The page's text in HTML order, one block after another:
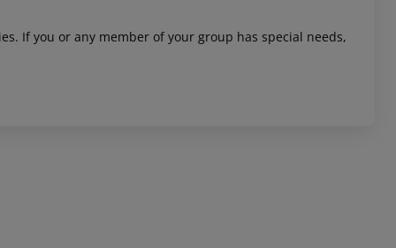
If you or any member of your group has special needs,